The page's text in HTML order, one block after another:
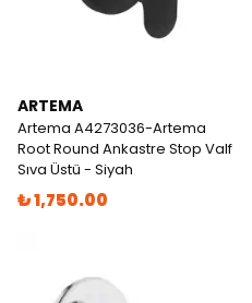
ARTEMA
Artema A4273036-Artema
Root Round Ankastre Stop Valf
Sıva Üstü - Siyah
₺ 1,750.00